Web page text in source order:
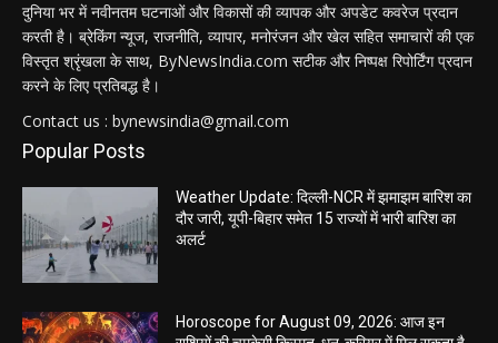
दुनिया भर में नवीनतम घटनाओं और विकासों की व्यापक और अपडेट कवरेज प्रदान
करती है। ब्रेकिंग न्यूज, राजनीति, व्यापार, मनोरंजन और खेल सहित समाचारों की एक
विस्तृत श्रृंखला के साथ, ByNewsIndia.com सटीक और निष्पक्ष रिपोर्टिंग प्रदान
करने के लिए प्रतिबद्ध है।
Contact us : bynewsindia@gmail.com
Popular Posts
Weather Update: दिल्ली-NCR में झमाझम बारिश का
दौर जारी, यूपी-बिहार समेत 15 राज्यों में भारी बारिश का
अलर्ट
Horoscope for August 09, 2026: आज इन